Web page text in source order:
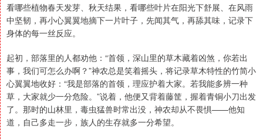
看哪些植物春天发芽、秋天结果，看哪些叶片在阳光下舒展、在风雨
中坚韧，再小心翼翼地摘下一片叶子，先闻其气，再舔其味，记录下
身体的每一丝反应。
起初，部落里的人都劝他：“首领，深山里的草木藏着凶煞，你若出
事，我们可怎么办啊？”神农总是笑着摇头，将记录草木特性的竹简小
心翼翼地收好：“我是部落的首领，理应护着大家。若我能多辨一种
草，大家就少一分危险。”说着，他便又背着藤筐，握着青铜小刀出发
了。那时的山林里，毒虫猛兽时常出没，神农却从不畏惧——他知
道，自己多走一步，族人的生存就多一分希望。